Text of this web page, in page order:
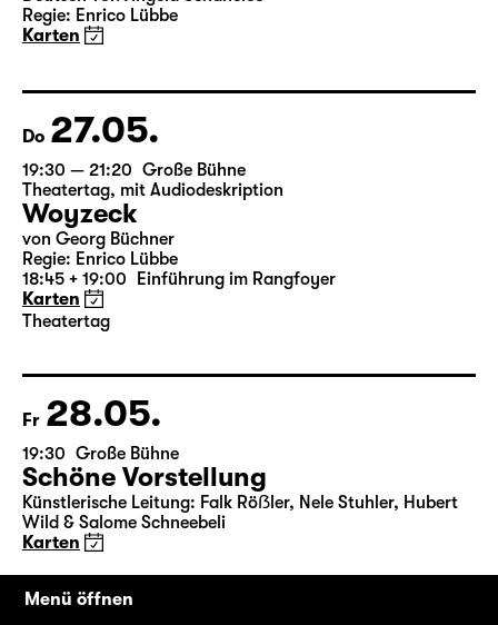
19:30 Große Bühne
Onkel Wanja
Regie: Enrico Lübbe
Karten
Do 27.05.
19:30 — 21:20 Große Bühne
Theatertag,mit Audiodeskription
Woyzeck
von Georg Büchner
Karten
Theatertag
Fr 28.05.
19:30 Große Bühne
Schöne Vorstellung
Künstlerische Leitung: Falk Röẞler, Nele Stuhler, Hubert
Wild & Salome Schneebeli
Menü öffnen